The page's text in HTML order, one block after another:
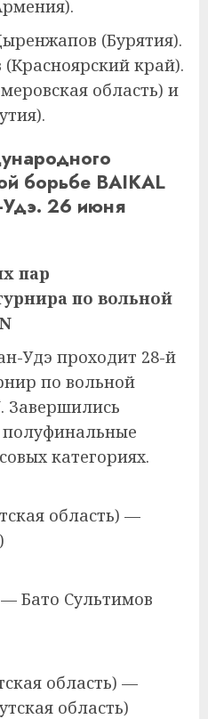
(Бурятия).
край).
область) и
борьбе BAIKAL
26 июня
пар
по вольной
Удэ проходит 28-й
по вольной
Завершились
категориях.
область) —
Бато Сультимов
область) —
область)